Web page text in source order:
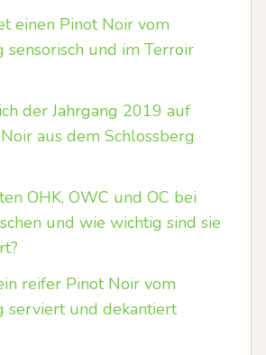
einen Pinot Noir vom
sensorisch und im Terroir
der Jahrgang 2019 auf
aus dem Schlossberg
OHK, OWC und OC bei
und wie wichtig sind sie
reifer Pinot Noir vom
serviert und dekantiert